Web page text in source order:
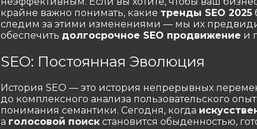
крайне важно понимать, какие тренды SEO 2025
следим за этими изменениями — мы их
обеспечить долгосрочное SEO продвижение и
SEO: Постоянная Эволюция
История SEO — это история непрерывных
до комплексного анализа пользовательского
понимания семантики. Сегодня, когда
а голосовой поиск становится обыденностью,